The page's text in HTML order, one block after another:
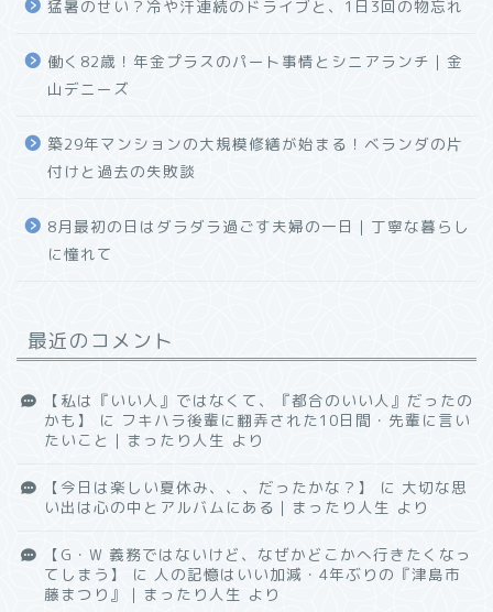
猛暑のせい？冷や汗連続のドライブと、1日3回の物忘れ
働く82歳！年金プラスのパート事情とシニアランチ｜金
山デニーズ
築29年マンションの大規模修繕が始まる！ベランダの片
付けと過去の失敗談
8月最初の日はダラダラ過ごす夫婦の一日｜丁寧な暮らし
に憧れて
最近のコメント
【私は『いい人』ではなくて、『都合のいい人』だったの
かも】
に フキハラ後輩に翻弄された10日間・先輩に言い
たいこと｜まったり人生 より
【今日は楽しい夏休み、、、だったかな？】 に 大切な思
い出は心の中とアルバムにある｜まったり人生 より
【G・W 義務ではないけど、なぜかどこかへ行きたくなっ
てしまう】
に 人の記憶はいい加減・4年ぶりの『津島市
藤まつり』｜まったり人生 より